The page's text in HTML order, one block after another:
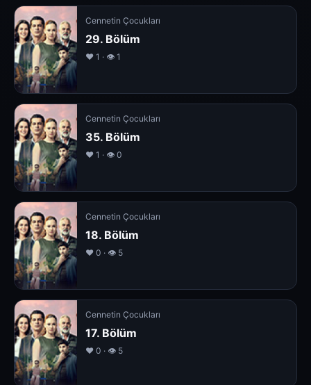
Cennetin Çocukları
29. Bölüm
❤️ 1 · 👁 1
Cennetin Çocukları
35. Bölüm
❤️ 1 · 👁 0
Cennetin Çocukları
18. Bölüm
❤️ 0 · 👁 5
Cennetin Çocukları
17. Bölüm
❤️ 0 · 👁 5